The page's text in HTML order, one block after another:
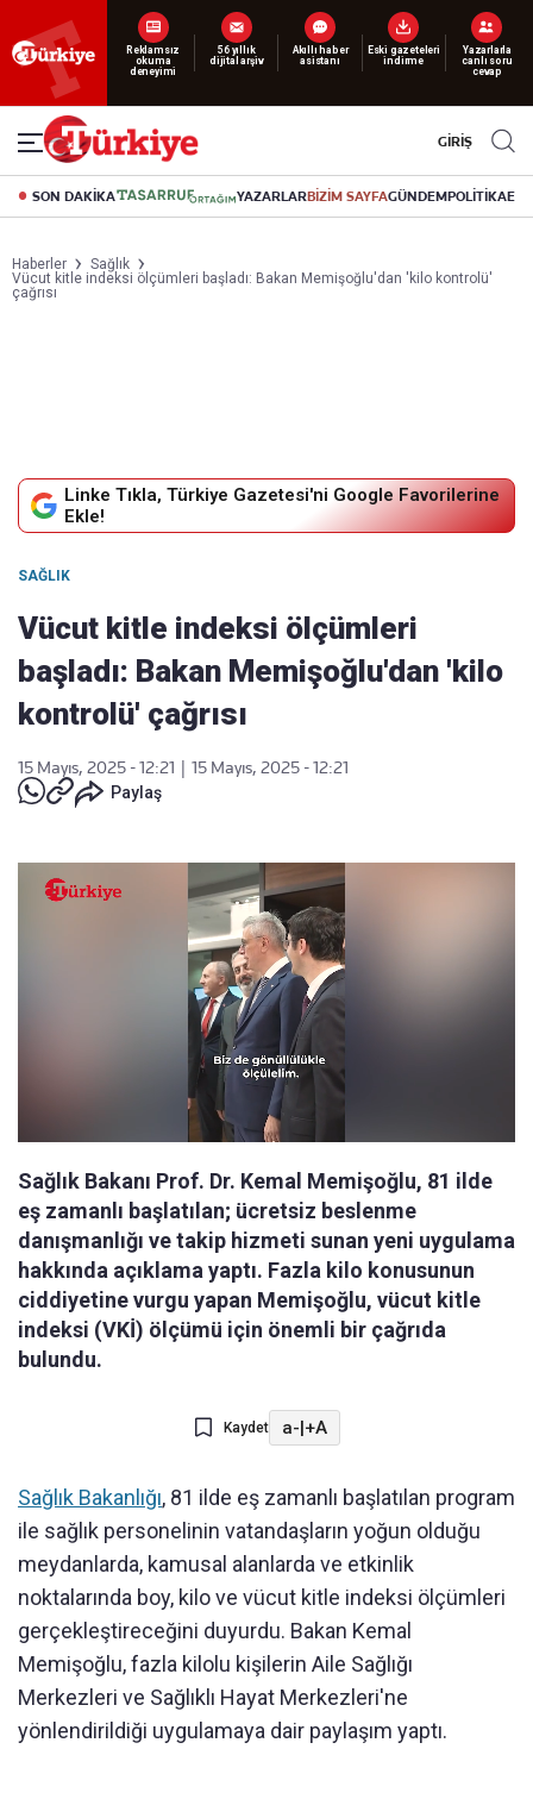
Reklamsız
okuma
deneyimi
56 yıllık
dijital arşiv
Akıllı haber
asistanı
Eski gazeteleri
indirme
Yazarlarla
canlı soru
cevap
Yeni nesil dijital
abonelik 19 TL’den başlayan fiyatlarla.
GİRİŞ
SON DAKİKA YAZARLARBİZİM SAYFAGÜNDEMPOLİTİKA
Haberler
Sağlık
Vücut kitle indeksi ölçümleri başladı: Bakan Memişoğlu'dan 'kilo kontrolü'
çağrısı
Linke Tıkla, Türkiye Gazetesi'ni Google Favorilerine
Ekle!
SAĞLIK
Vücut kitle indeksi ölçümleri
başladı: Bakan Memişoğlu'dan 'kilo
kontrolü' çağrısı
15 Mayıs, 2025 - 12:21
15 Mayıs, 2025 - 12:21
Paylaş
Sağlık Bakanı Prof. Dr. Kemal Memişoğlu, 81 ilde
eş zamanlı başlatılan; ücretsiz beslenme
danışmanlığı ve takip hizmeti sunan yeni uygulama
hakkında açıklama yaptı. Fazla kilo konusunun
ciddiyetine vurgu yapan Memişoğlu, vücut kitle
indeksi (VKİ) ölçümü için önemli bir çağrıda
bulundu.
Kaydet a-|+A
Sağlık Bakanlığı, 81 ilde eş zamanlı başlatılan program
ile sağlık personelinin vatandaşların yoğun olduğu
meydanlarda, kamusal alanlarda ve etkinlik
noktalarında boy, kilo ve vücut kitle indeksi ölçümleri
gerçekleştireceğini duyurdu. Bakan Kemal
Memişoğlu, fazla kilolu kişilerin Aile Sağlığı
Merkezleri ve Sağlıklı Hayat Merkezleri'ne
yönlendirildiği uygulamaya dair paylaşım yaptı.